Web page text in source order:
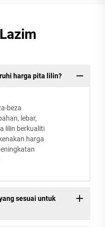
harga pita lilin?
beza
lebar,
lilin berkualiti
harga
sesuai untuk